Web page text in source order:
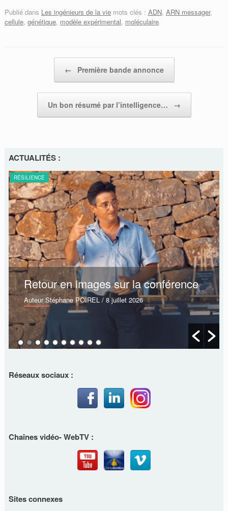
Publié dans Les ingénieurs de la viemots clés : ADN, ARN messager,
cellule, génétique, modèle expérimental, moléculaire.
← Première bande annonce
Un bon résumé par l’intelligence… →
ACTUALITÉS :
RÉSILIENCE
Retour en images sur la conférence
Auteur Stéphane POIREL/ 8 juillet 2026
Réseaux sociaux :
Chaînes vidéo- WebTV :
Sites connexes